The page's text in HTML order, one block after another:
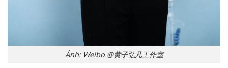
Ảnh: Weibo @黄子弘凡工作室